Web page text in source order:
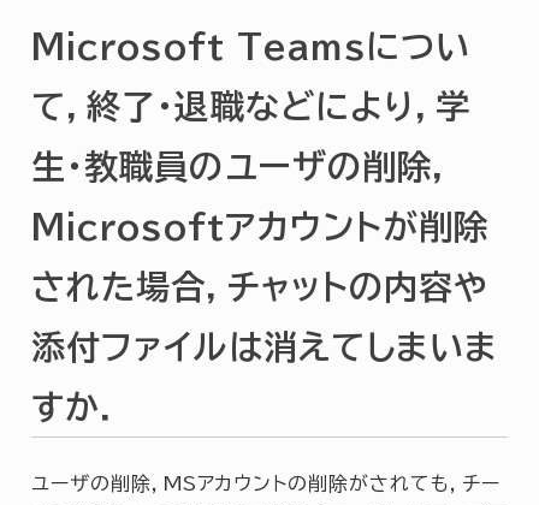
Microsoft Teamsについ
て，終了・退職などにより，学
生・教職員のユーザの削除，
Microsoftアカウントが削除
された場合，チャットの内容や
添付ファイルは消えてしまいま
すか．
ユーザの削除，MSアカウントの削除がされても，チー